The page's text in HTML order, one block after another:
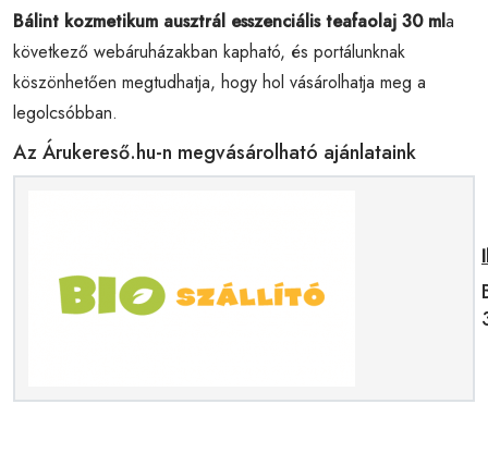
Bálint kozmetikum ausztrál esszenciális teafaolaj 30 mla
következő webáruházakban kapható, és portálunknak
köszönhetően megtudhatja, hogy hol vásárolhatja meg a
legolcsóbban.
Az Árukereső.hu-n megvásárolható ajánlataink